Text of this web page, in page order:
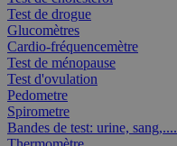
Test de drogue
Glucomètres
Cardio-fréquencemètre
Test de ménopause
Test d'ovulation
Pedometre
Spirometre
Bandes de test: urine, sang,....